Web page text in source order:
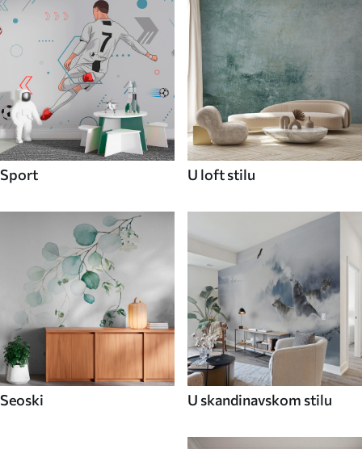
Sport U loft stilu
Seoski U skandinavskom stilu